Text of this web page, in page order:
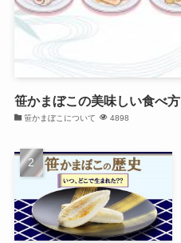
笹かまぼこの美味しい食べ方
笹かまぼこについて 4898